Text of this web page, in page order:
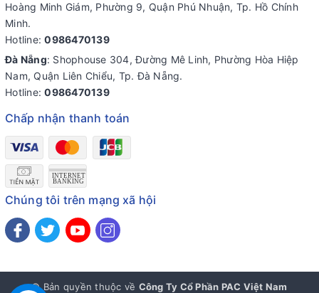
Hoàng Minh Giám, Phường 9, Quận Phú Nhuận, Tp. Hồ Chính
Minh.
Hotline:0986470139
Đà Nẵng: Shophouse 304, Đường Mê Linh, Phường Hòa Hiệp
Nam, Quận Liên Chiểu, Tp. Đà Nẵng.
Hotline:0986470139
Chấp nhận thanh toán
Chúng tôi trên mạng xã hội
© Bản quyền thuộc về Công Ty Cổ Phần PAC Việt Nam